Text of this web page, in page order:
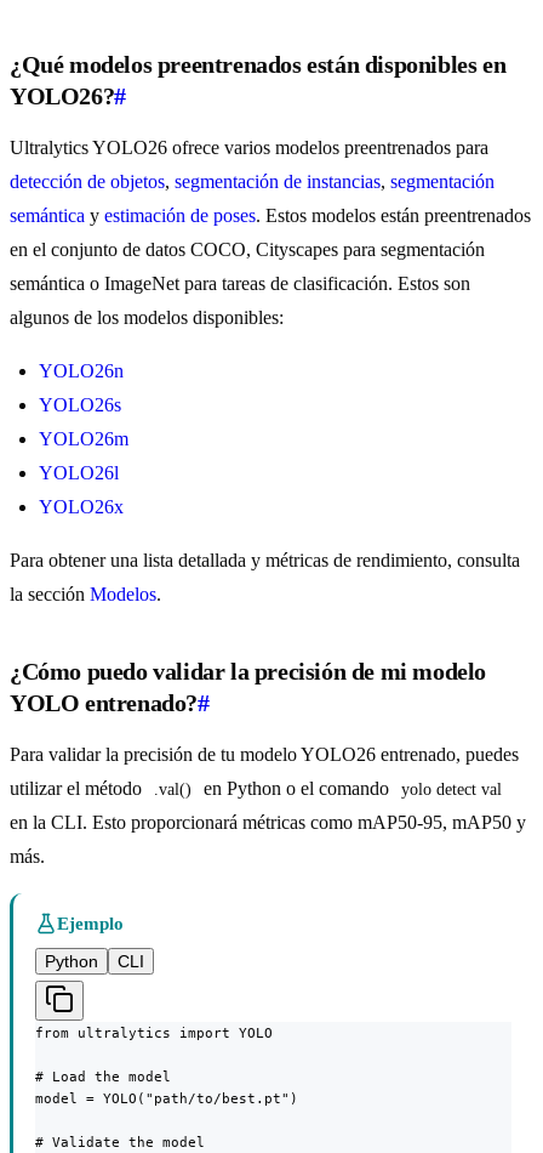
¿Qué modelos preentrenados están disponibles en
YOLO26?#
Ultralytics YOLO26 ofrece varios modelos preentrenados para
detección de objetos, segmentación de instancias, segmentación
semántica y estimación de poses. Estos modelos están preentrenados
en el conjunto de datos COCO, Cityscapes para segmentación
semántica o ImageNet para tareas de clasificación. Estos son
algunos de los modelos disponibles:
YOLO26n
YOLO26s
YOLO26m
YOLO26l
YOLO26x
Para obtener una lista detallada y métricas de rendimiento, consulta
la sección Modelos.
¿Cómo puedo validar la precisión de mi modelo
YOLO entrenado?#
Para validar la precisión de tu modelo YOLO26 entrenado, puedes
utilizar el método
.val() en Python o el comando yolo detect val
en la CLI. Esto proporcionará métricas como mAP50-95, mAP50 y
más.
Ejemplo
Python
CLI
from ultralytics import YOLO
# Load the model
model = YOLO("path/to/best.pt")
# Validate the model